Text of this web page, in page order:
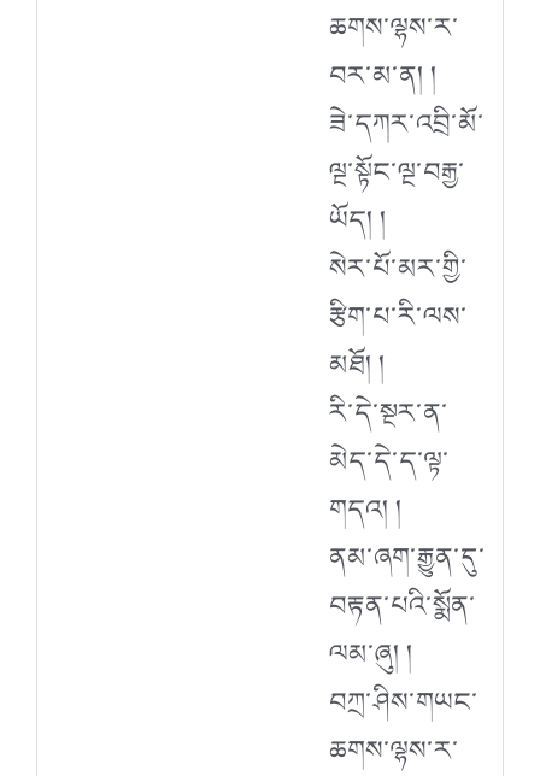
ཆགས་ལྷས་ར་
བར་མ་ན། །
ཟེ་དཀར་འབྲི་མོ་
ལྔ་སྟོང་ལྔ་བརྒྱ་
ཡོད། །
སེར་པོ་མར་གྱི་
རྩིག་པ་རི་ལས་
མཐོ། །
རི་དེ་སྔར་ན་
མེད་དེ་ད་ལྟ་
གདའ། །
ནམ་ཞག་རྒྱུན་དུ་
བརྟན་པའི་སྨོན་
ལམ་ཞུ། །
བཀྲ་ཤིས་གཡང་
ཆགས་ལྷས་ར་